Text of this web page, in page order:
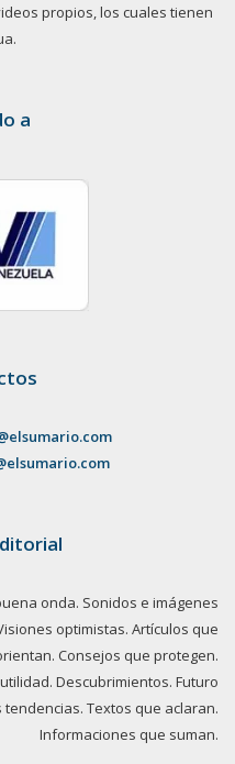
propios, los cuales tienen
a
onda. Sonidos e imágenes
optimistas. Artículos que
Consejos que protegen.
Descubrimientos. Futuro
Textos que aclaran.
Informaciones que suman.